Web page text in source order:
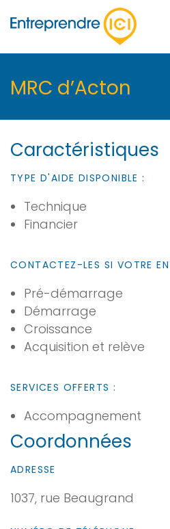
MRC d’Acton
Caractéristiques
TYPE D'AIDE DISPONIBLE :
Technique
Financier
CONTACTEZ-LES SI VOTRE
Pré-démarrage
Démarrage
Croissance
Acquisition et relève
SERVICES OFFERTS :
Accompagnement
Coordonnées
ADRESSE
1037, rue Beaugrand